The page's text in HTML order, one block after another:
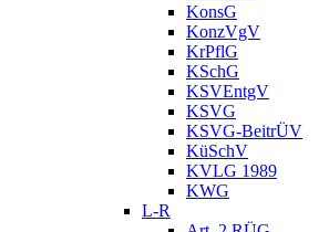
KonsG
KonzVgV
KrPflG
KSchG
KSVEntgV
KSVG
KSVG-BeitrÜV
KüSchV
KVLG 1989
KWG
L-R